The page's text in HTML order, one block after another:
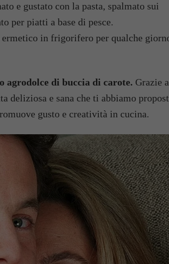
e gustato con la pasta, spalmato sui
per piatti a base di pesce.
in frigorifero per qualche
agrodolce di buccia di carote. Grazie
deliziosa e sana che ti abbiamo
gusto e creatività in cucina.